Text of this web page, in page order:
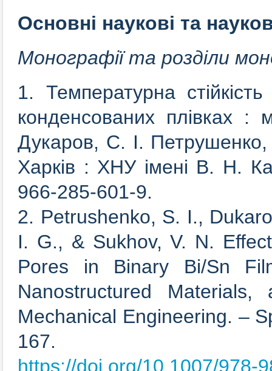
Основні наукові та
Монографії та розділи
1. Температурна
конденсованих плівках
Дукаров, С. І.
Харків : ХНУ імені В. Н.
966-285-601-9.
2. Petrushenko, S. I.,
I. G., & Sukhov, V. N.
Pores in Binary Bi/Sn
Nanostructured
Mechanical Engineering. –
167.
https://doi.org/10.1007/978-